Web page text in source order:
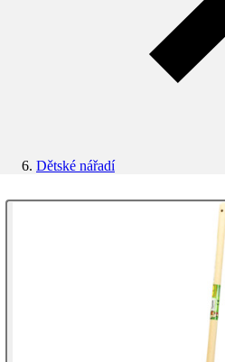
Dětské nářadí